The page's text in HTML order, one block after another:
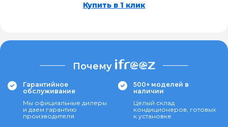
Купить в 1 клик
Почему
Гарантийное
обслуживание
Мы официальные дилеры
и даем гарантию
производителя
500+ моделей в
наличии
Целый склад
кондиционеров, готовых
к установке